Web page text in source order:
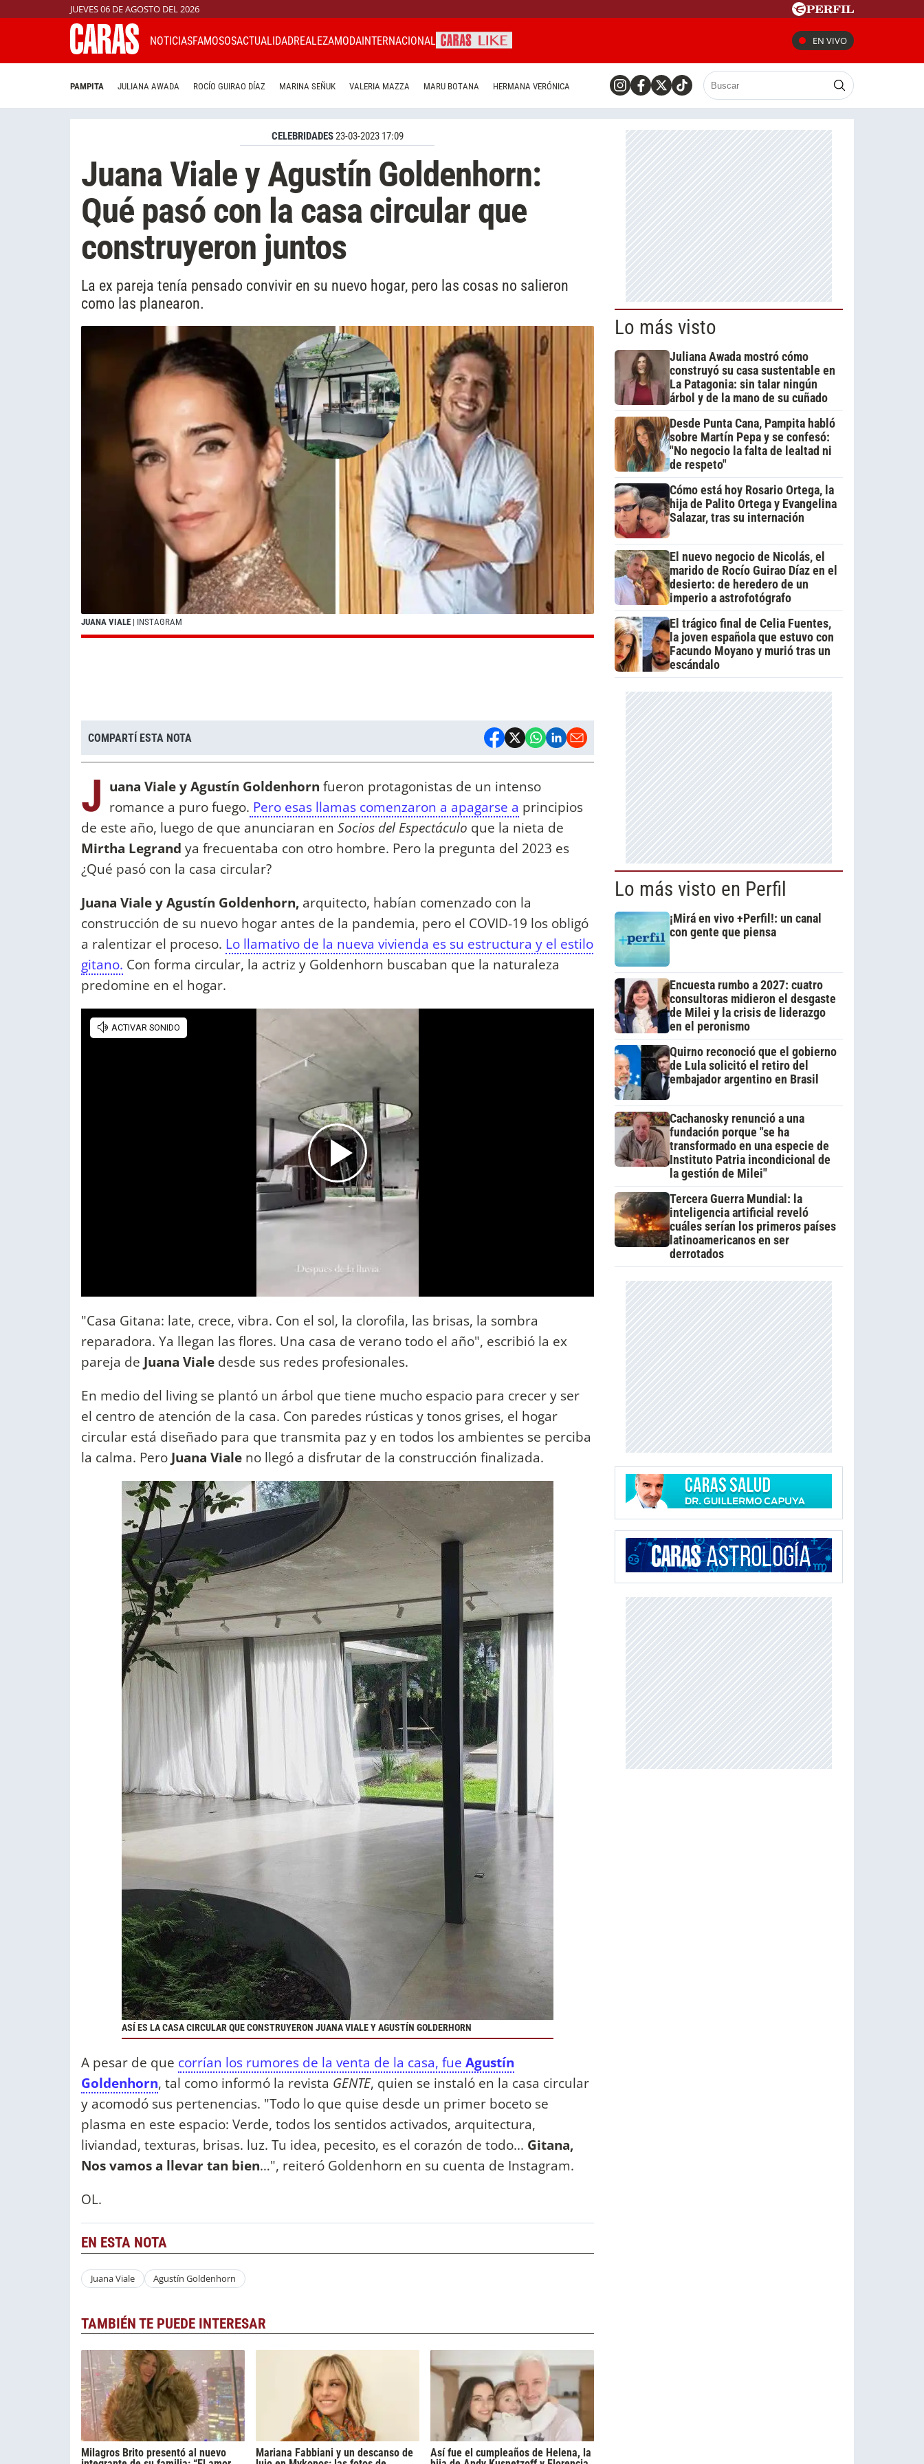
JUEVES 06 DE AGOSTO DEL 2026
NOTICIASFAMOSOSACTUALIDADREALEZAMODAINTERNACIONAL EN VIVO
PAMPITA JULIANA AWADA ROCÍO GUIRAO DÍAZ MARINA SEÑUK VALERIA MAZZA MARU BOTANA HERMANA VERÓNICA
CELEBRIDADES23-03-2023 17:09
Juana Viale y Agustín Goldenhorn:
Qué pasó con la casa circular que
construyeron juntos
La ex pareja tenía pensado convivir en su nuevo hogar, pero las cosas no salieron
como las planearon.
JUANA VIALE | INSTAGRAM
COMPARTÍ ESTA NOTA
J uana Viale y Agustín Goldenhorn fueron protagonistas de un intenso
romance a puro fuego. Pero esas llamas comenzaron a apagarse a principios
de este año, luego de que anunciaran en Socios del Espectáculo que la nieta de
Mirtha Legrand ya frecuentaba con otro hombre. Pero la pregunta del 2023 es
¿Qué pasó con la casa circular?
Juana Viale y Agustín Goldenhorn, arquitecto, habían comenzado con la
construcción de su nuevo hogar antes de la pandemia, pero el COVID-19 los obligó
a ralentizar el proceso. Lo llamativo de la nueva vivienda es su estructura y el estilo
gitano. Con forma circular, la actriz y Goldenhorn buscaban que la naturaleza
predomine en el hogar.
"Casa Gitana: late, crece, vibra. Con el sol, la clorofila, las brisas, la sombra
reparadora. Ya llegan las flores. Una casa de verano todo el año", escribió la ex
pareja de Juana Viale desde sus redes profesionales.
En medio del living se plantó un árbol que tiene mucho espacio para crecer y ser
el centro de atención de la casa. Con paredes rústicas y tonos grises, el hogar
circular está diseñado para que transmita paz y en todos los ambientes se perciba
la calma. Pero Juana Viale no llegó a disfrutar de la construcción finalizada.
ASÍ ES LA CASA CIRCULAR QUE CONSTRUYERON JUANA VIALE Y AGUSTÍN GOLDERHORN
A pesar de que corrían los rumores de la venta de la casa, fue Agustín
Goldenhorn, tal como informó la revista GENTE, quien se instaló en la casa circular
y acomodó sus pertenencias. "Todo lo que quise desde un primer boceto se
plasma en este espacio: Verde, todos los sentidos activados, arquitectura,
liviandad, texturas, brisas. luz. Tu idea, pecesito, es el corazón de todo... Gitana,
Nos vamos a llevar tan bien…", reiteró Goldenhorn en su cuenta de Instagram.
OL.
EN ESTA NOTA
Juana Viale Agustín Goldenhorn
TAMBIÉN TE PUEDE INTERESAR
Milagros Brito presentó al nuevo
Mariana Fabbiani y un descanso de
Así fue el cumpleaños de Helena, la
Lo más visto
Juliana Awada mostró cómo
construyó su casa sustentable en
La Patagonia: sin talar ningún
árbol y de la mano de su cuñado
Desde Punta Cana, Pampita habló
sobre Martín Pepa y se confesó:
"No negocio la falta de lealtad ni
de respeto"
Cómo está hoy Rosario Ortega, la
hija de Palito Ortega y Evangelina
Salazar, tras su internación
El nuevo negocio de Nicolás, el
marido de Rocío Guirao Díaz en el
desierto: de heredero de un
imperio a astrofotógrafo
El trágico final de Celia Fuentes,
la joven española que estuvo con
Facundo Moyano y murió tras un
escándalo
Lo más visto en Perfil
¡Mirá en vivo +Perfil!: un canal
con gente que piensa
Encuesta rumbo a 2027: cuatro
consultoras midieron el desgaste
de Milei y la crisis de liderazgo
en el peronismo
Quirno reconoció que el gobierno
de Lula solicitó el retiro del
embajador argentino en Brasil
Cachanosky renunció a una
fundación porque "se ha
transformado en una especie de
Instituto Patria incondicional de
la gestión de Milei"
Tercera Guerra Mundial: la
inteligencia artificial reveló
cuáles serían los primeros países
latinoamericanos en ser
derrotados